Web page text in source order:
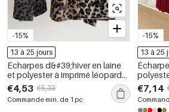
-15%
13 à 25 jours
Écharpes d&#39;hiver en laine
et polyester à imprimé léopard
rétro de la série Simple
€4,53 €5,33
Commande min. de 1 pc
-15%
13 à 25
Simple
€7,14